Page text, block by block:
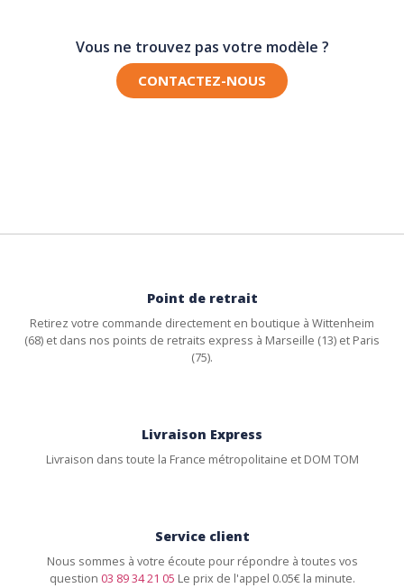
Vous ne trouvez pas votre modèle ?
CONTACTEZ-NOUS
Point de retrait
Retirez votre commande directement en boutique à Wittenheim
(68) et dans nos points de retraits express à Marseille (13) et Paris
(75).
Livraison Express
Livraison dans toute la France métropolitaine et DOM TOM
Service client
Nous sommes à votre écoute pour répondre à toutes vos
question 03 89 34 21 05 Le prix de l'appel 0.05€ la minute.